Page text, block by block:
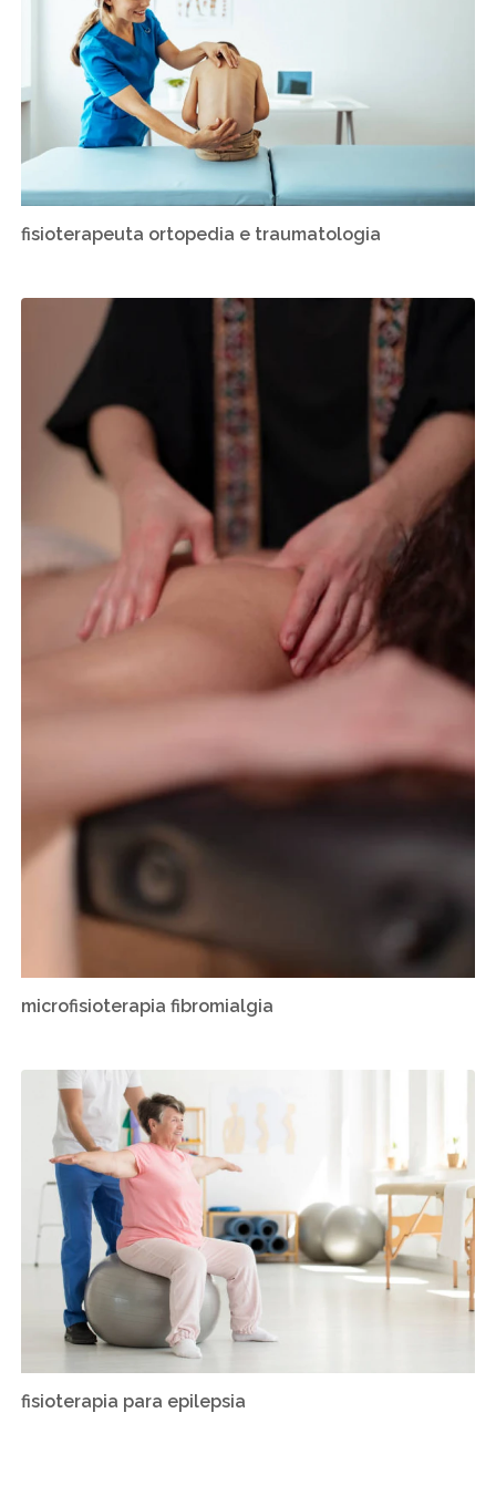
fisioterapeuta ortopedia e traumatologia
microfisioterapia fibromialgia
fisioterapia para epilepsia